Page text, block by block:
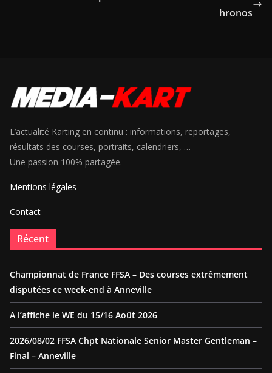
hronos
L’actualité Karting en continu : informations, reportages,
résultats des courses, portraits, calendriers, …
Une passion 100% partagée.
Mentions légales
Contact
Récent
Championnat de France FFSA – Des courses extrêmement
disputées ce week-end à Anneville
A l’affiche le WE du 15/16 Août 2026
2026/08/02 FFSA Chpt Nationale Senior Master Gentleman –
Final – Anneville